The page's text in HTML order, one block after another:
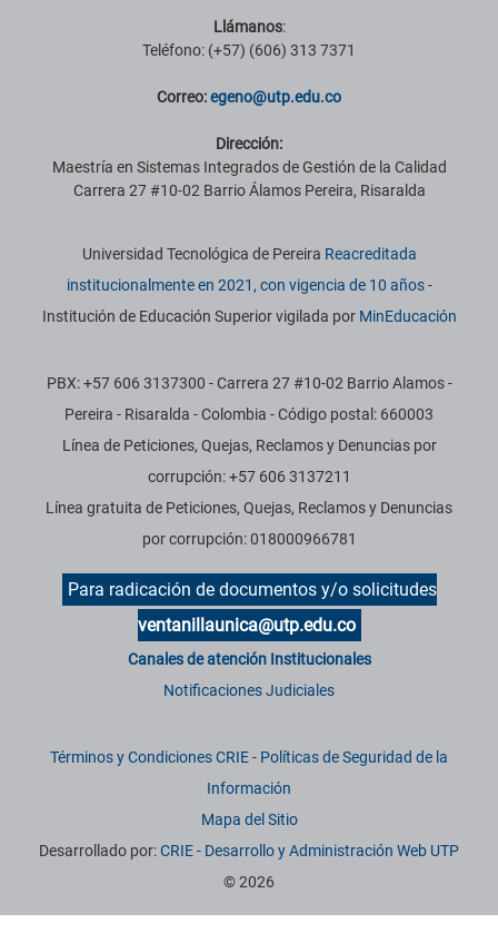
Llámanos:
Teléfono: (+57) (606) 313 7371
Correo:egeno@utp.edu.co
Dirección:
Maestría en Sistemas Integrados de Gestión de la Calidad
Carrera 27 #10-02 Barrio Álamos Pereira, Risaralda
Información institucional
Universidad Tecnológica de Pereira Reacreditada
institucionalmente en 2021, con vigencia de 10 años-
Institución de Educación Superior vigilada por MinEducación
PBX: +57 606 3137300 - Carrera 27 #10-02 Barrio Alamos -
Pereira - Risaralda - Colombia - Código postal: 660003
Línea de Peticiones, Quejas, Reclamos y Denuncias por
corrupción: +57 606 3137211
Línea gratuita de Peticiones, Quejas, Reclamos y Denuncias
por corrupción: 018000966781
Para radicación de documentos y/o solicitudes
ventanillaunica@utp.edu.co
Canales de atención Institucionales
Notificaciones Judiciales
Términos y Condiciones CRIE- Políticas de Seguridad de la
Información
Mapa del Sitio
Desarrollado por:CRIE - Desarrollo y Administración Web UTP
© 2026